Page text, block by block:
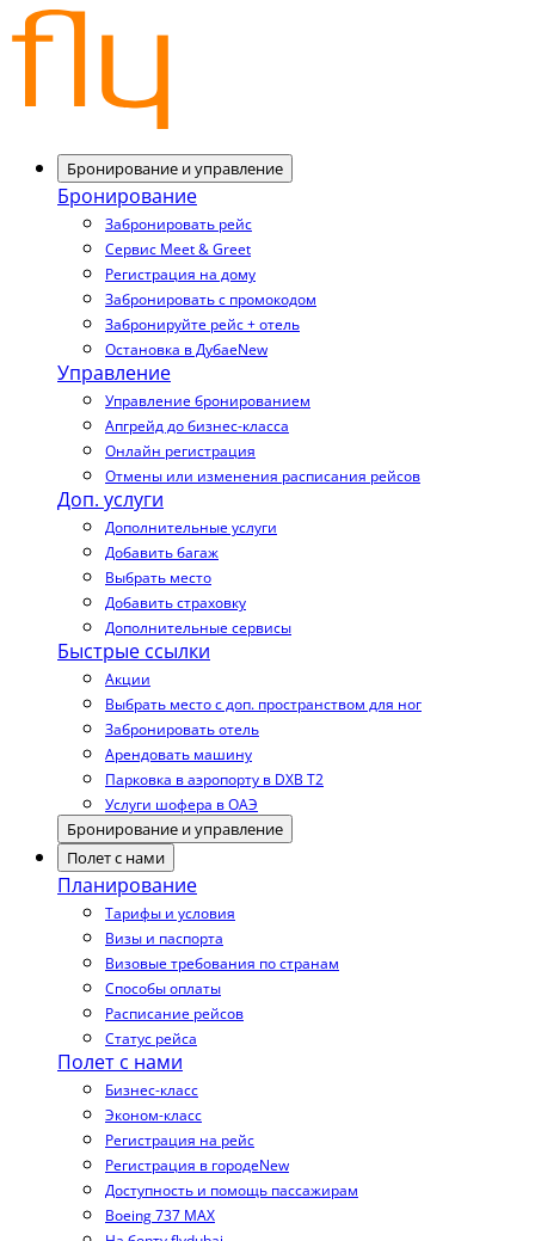
Бронирование и управление
Бронирование
Забронировать рейс
Сервис Meet & Greet
Регистрация на дому
Забронировать с промокодом
Забронируйте рейс + отель
Остановка в ДубаеNew
Управление
Управление бронированием
Апгрейд до бизнес-класса
Онлайн регистрация
Отмены или изменения расписания рейсов
Доп. услуги
Дополнительные услуги
Добавить багаж
Выбрать место
Добавить страховку
Дополнительные сервисы
Быстрые ссылки
Акции
Выбрать место с доп. пространством для ног
Забронировать отель
Арендовать машину
Парковка в аэропорту в DXB T2
Услуги шофера в ОАЭ
Бронирование и управление
Полет с нами
Планирование
Тарифы и условия
Визы и паспорта
Визовые требования по странам
Способы оплаты
Расписание рейсов
Статус рейса
Полет с нами
Бизнес-класс
Эконом-класс
Регистрация на рейс
Регистрация в городеNew
Доступность и помощь пассажирам
Boeing 737 MAX